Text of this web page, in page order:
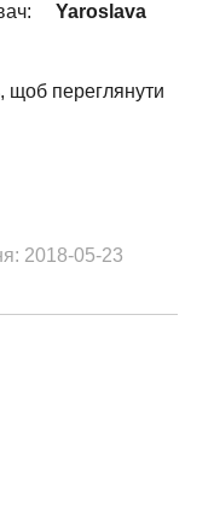
Yaroslava
щоб переглянути
2018-05-23